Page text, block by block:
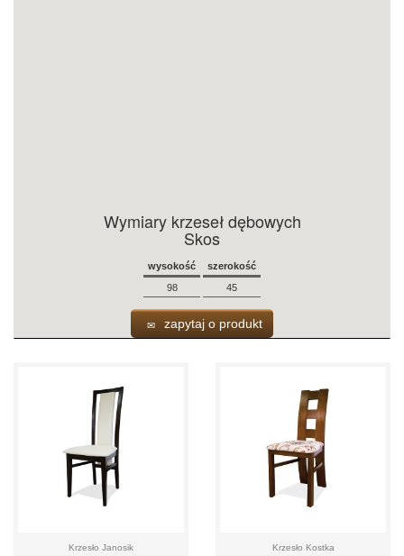
Wymiary krzeseł dębowych
Skos
wysokość
szerokość
98
45
zapytaj o produkt
Krzesło Janosik Krzesło Kostka